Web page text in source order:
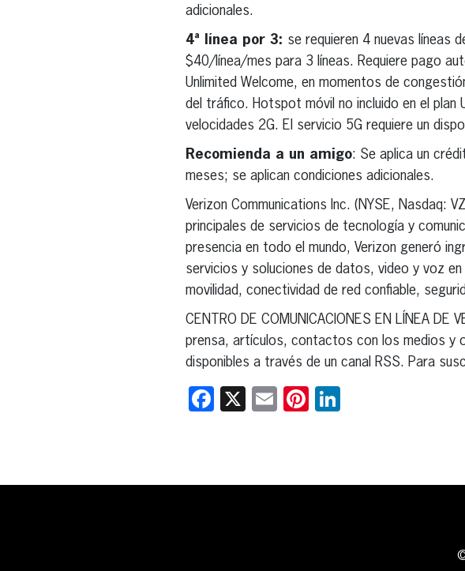
adicionales.
4ª línea por 3: se requieren 4 nuevas líneas
$40/línea/mes para 3 líneas. Requiere pago
Unlimited Welcome, en momentos de
del tráfico. Hotspot móvil no incluido en el plan
velocidades 2G. El servicio 5G requiere un
Recomienda a un amigo: Se aplica un
meses; se aplican condiciones adicionales.
Verizon Communications Inc. (NYSE, Nasdaq:
principales de servicios de tecnología y
presencia en todo el mundo, Verizon generó
servicios y soluciones de datos, video y voz
movilidad, conectividad de red confiable,
CENTRO DE COMUNICACIONES EN LÍNEA DE
prensa, artículos, contactos con los medios y
disponibles a través de un canal RSS. Para
Facebook
X EmailPinterest